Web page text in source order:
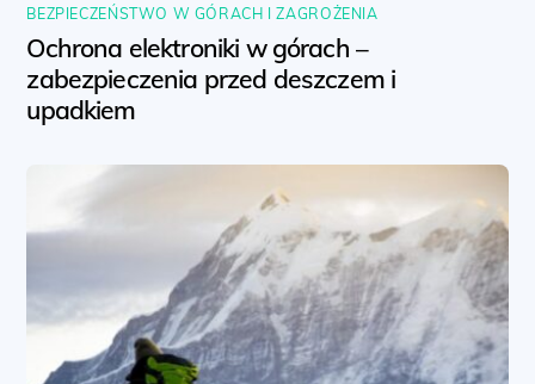
BEZPIECZEŃSTWO W GÓRACH I ZAGROŻENIA
Ochrona elektroniki w górach –
zabezpieczenia przed deszczem i
upadkiem